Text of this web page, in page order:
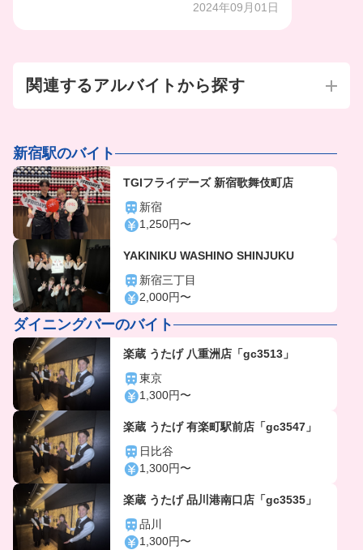
2024年09月01日
関連するアルバイトから探す
新宿駅のバイト
TGIフライデーズ 新宿歌舞伎町店
新宿
1,250円〜
YAKINIKU WASHINO SHINJUKU
新宿三丁目
2,000円〜
ダイニングバーのバイト
楽蔵 うたげ 八重洲店「gc3513」
東京
1,300円〜
楽蔵 うたげ 有楽町駅前店「gc3547」
日比谷
1,300円〜
楽蔵 うたげ 品川港南口店「gc3535」
品川
1,300円〜